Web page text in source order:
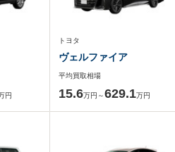
円
トヨタ
ヴェルファイア
平均買取相場
15.6万円～629.1万円